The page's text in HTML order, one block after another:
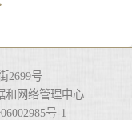
2699号
和网络管理中心
号-1